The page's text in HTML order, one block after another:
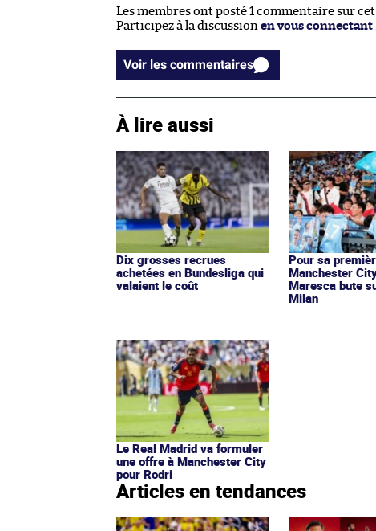
Les membres ont posté 1 commentaire sur
Participez à la discussion en vous connectant
Voir les commentaires
À lire aussi
Dix grosses recrues
achetées en Bundesliga qui
valaient le coût
Pour sa
Manchester
Maresca bute
Milan
Le Real Madrid va formuler
une offre à Manchester City
pour Rodri
Articles en tendances